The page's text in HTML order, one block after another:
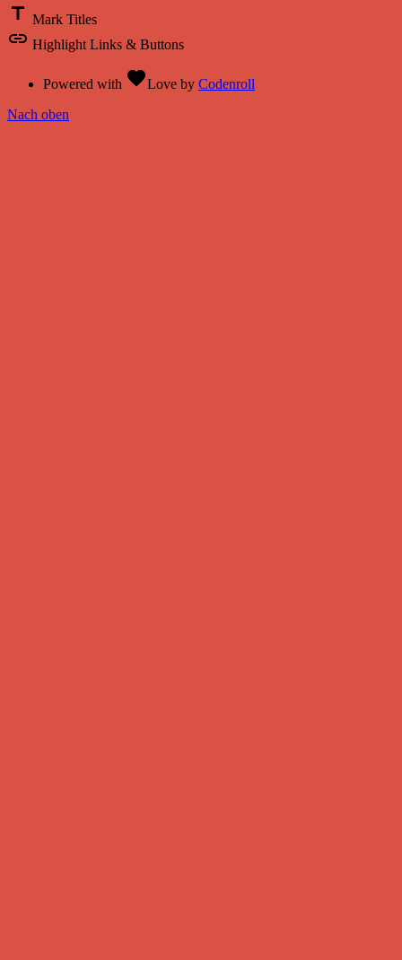
title Mark Titles
link Highlight Links & Buttons
Powered with favoriteLove by Codenroll
Nach oben